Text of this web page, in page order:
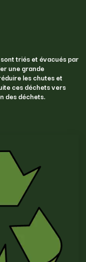
triés et évacués par
une grande
les chutes et
ces déchets vers
des déchets.